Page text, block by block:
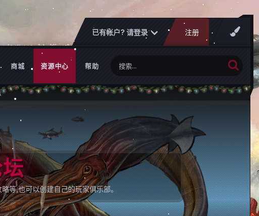
已有帐户? 请登录 注册
商城 资源中心 帮助
等,也可以创建自己的玩家俱乐部。